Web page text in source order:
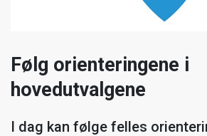
Følg orienteringene i
hovedutvalgene
I dag kan følge felles